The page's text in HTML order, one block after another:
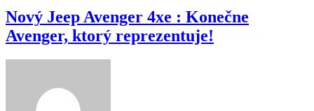
Nový Jeep Avenger 4xe : Konečne
Avenger, ktorý reprezentuje!